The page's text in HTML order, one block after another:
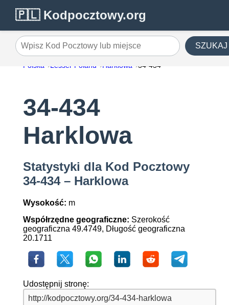
🇵🇱 Kodpocztowy.org
Wpisz Kod Pocztowy lub miejsce SZUKAJ
Polska Lesser Poland Harklowa 34-434
34-434
Harklowa
Statystyki dla Kod Pocztowy
34-434 – Harklowa
Wysokość: m
Współrzędne geograficzne: Szerokość
geograficzna 49.4749, Długość geograficzna
20.1711
Udostępnij stronę: